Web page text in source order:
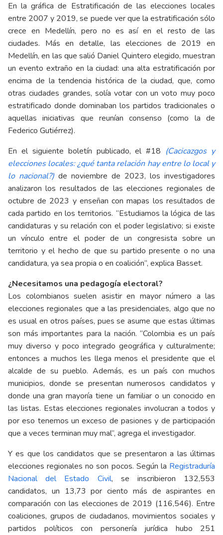
En la gráfica de Estratificación de las elecciones locales
entre 2007 y 2019, se puede ver que la estratificación sólo
crece en Medellín, pero no es así en el resto de las
ciudades. Más en detalle, las elecciones de 2019 en
Medellín, en las que salió Daniel Quintero elegido, muestran
un evento extraño en la ciudad: una alta estratificación por
encima de la tendencia histórica de la ciudad, que, como
otras ciudades grandes, solía votar con un voto muy poco
estratificado donde dominaban los partidos tradicionales o
aquellas iniciativas que reunían consenso (como la de
Federico Gutiérrez).
En el siguiente boletín publicado, el #18 (Cacicazgos y
elecciones locales: ¿qué tanta relación hay entre lo local y
lo nacional?) de noviembre de 2023, los investigadores
analizaron los resultados de las elecciones regionales de
octubre de 2023 y enseñan con mapas los resultados de
cada partido en los territorios. “Estudiamos la lógica de las
candidaturas y su relación con el poder legislativo; si existe
un vínculo entre el poder de un congresista sobre un
territorio y el hecho de que su partido presente o no una
candidatura, ya sea propia o en coalición”, explica Basset.
¿Necesitamos una pedagogía electoral?
Los colombianos suelen asistir en mayor número a las
elecciones regionales que a las presidenciales, algo que no
es usual en otros países, pues se asume que estas últimas
son más importantes para la nación. “Colombia es un país
muy diverso y poco integrado geográfica y culturalmente;
entonces a muchos les llega menos el presidente que el
alcalde de su pueblo. Además, es un país con muchos
municipios, donde se presentan numerosos candidatos y
donde una gran mayoría tiene un familiar o un conocido en
las listas. Estas elecciones regionales involucran a todos y
por eso tenemos un exceso de pasiones y de participación
que a veces terminan muy mal”, agrega el investigador.
Y es que los candidatos que se presentaron a las últimas
elecciones regionales no son pocos. Según la Registraduría
Nacional del Estado Civil, se inscribieron 132,553
candidatos, un 13,73 por ciento más de aspirantes en
comparación con las elecciones de 2019 (116,546). Entre
coaliciones, grupos de ciudadanos, movimientos sociales y
partidos políticos con personería jurídica hubo 251